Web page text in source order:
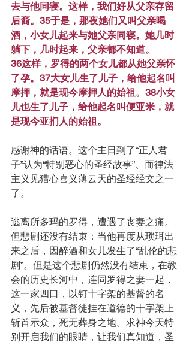
去与他同寝。这样，我们好从父亲存留
后裔。35于是，那夜她们又叫父亲喝
酒，小女儿起来与她父亲同寝。她几时
躺下，几时起来，父亲都不知道。
36这样，罗得的两个女儿都从她父亲怀
了孕。37大女儿生了儿子，给他起名叫
摩押，就是现今摩押人的始祖。38小女
儿也生了儿子，给他起名叫便亚米，就
是现今亚扪人的始祖。
感谢神的话语。这个主日到了“正人君
子”认为“特别恶心的圣经故事”、而律法
主义见猎心喜义薄云天的圣经经文之一
了。
逃离所多玛的罗得，遭遇了丧妻之痛。
但悲剧还没有结束：当他再度从琐珥出
来之后，因醉酒和女儿发生了“乱伦的悲
剧”。但是这个悲剧仍然没有结束，在教
会的历史长河中，连同罗得之妻一起，
这一家四口，以钉十字架的基督的名
义，先后被基督徒挂在道德的十字架上
斩首示众，死无葬身之地。求神今天特
别开启我们的眼睛，让我们真知道，圣